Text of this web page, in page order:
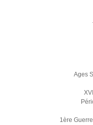
Ages
1ère